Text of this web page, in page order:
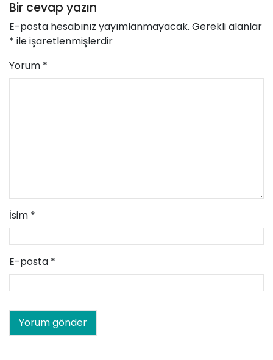
Bir cevap yazın
E-posta hesabınız yayımlanmayacak. Gerekli alanlar
* ile işaretlenmişlerdir
Yorum *
İsim *
E-posta *